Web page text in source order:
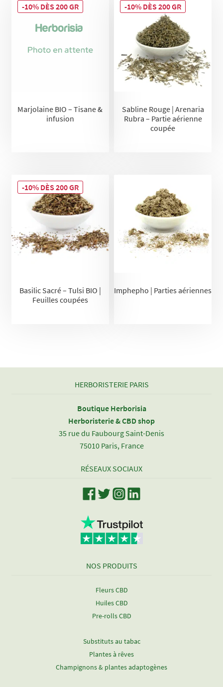
Marjolaine BIO – Tisane &
infusion
-10% DÈS 200 GR
Sabline Rouge | Arenaria
Rubra – Partie aérienne
coupée
-10% DÈS 200 GR
Basilic Sacré – Tulsi BIO |
Feuilles coupées
-10% DÈS 200 GR
Imphepho | Parties aériennes
HERBORISTERIE PARIS
Boutique Herborisia
Herboristerie & CBD shop
35 rue du Faubourg Saint-Denis
75010 Paris, France
RÉSEAUX SOCIAUX
NOS PRODUITS
Fleurs CBD
Huiles CBD
Pre-rolls CBD
Substituts au tabac
Plantes à rêves
Champignons & plantes adaptogènes